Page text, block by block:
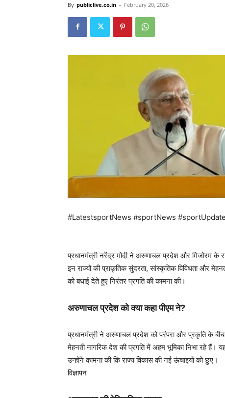
By publiclive.co.in - February 20, 2026
#LatestsportNews #sportNews
प्रधानमंत्री नरेंद्र मोदी ने अरुणाचल प्रदेश और मिजोरम के
इन राज्यों की प्राकृतिक सुंदरता, सांस्कृतिक विविधता और
को बधाई देते हुए निरंतर प्रगति की कामना की।
अरुणाचल प्रदेश को क्या कहा पीएम ने?
प्रधानमंत्री ने अरुणाचल प्रदेश को परंपरा और प्रकृति के
मेहनती नागरिक देश की प्रगति में अहम भूमिका निभा रहे हैं।
उन्होंने कामना की कि राज्य विकास की नई ऊंचाइयों को छुए।
विज्ञापन